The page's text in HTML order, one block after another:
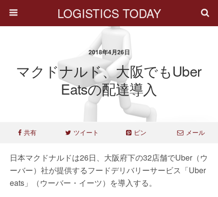
LOGISTICS TODAY
2018年4月26日
マクドナルド、大阪でもUber
Eatsの配達導入
共有 ツイート ピン メール
日本マクドナルドは26日、大阪府下の32店舗でUber（ウ
ーバー）社が提供するフードデリバリーサービス「Uber
eats」（ウーバー・イーツ）を導入する。